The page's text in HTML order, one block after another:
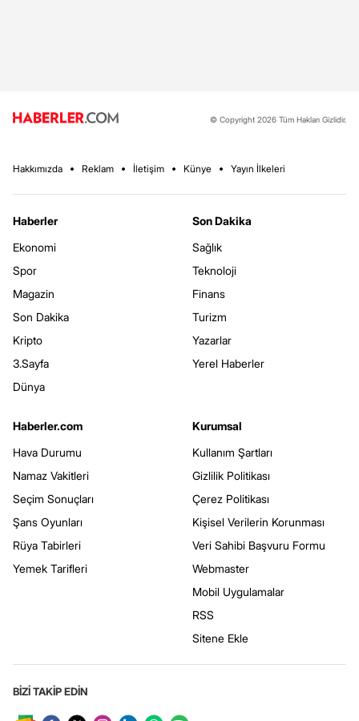
© Copyright 2026 Tüm Hakları Gizlidir.
Hakkımızda Reklam İletişim Künye Yayın İlkeleri
Haberler
Ekonomi
Spor
Magazin
Son Dakika
Kripto
3.Sayfa
Dünya
Son Dakika
Sağlık
Teknoloji
Finans
Turizm
Yazarlar
Yerel Haberler
Haberler.com
Hava Durumu
Namaz Vakitleri
Seçim Sonuçları
Şans Oyunları
Rüya Tabirleri
Yemek Tarifleri
Kurumsal
Kullanım Şartları
Gizlilik Politikası
Çerez Politikası
Kişisel Verilerin Korunması
Veri Sahibi Başvuru Formu
Webmaster
Mobil Uygulamalar
RSS
Sitene Ekle
BİZİ TAKİP EDİN